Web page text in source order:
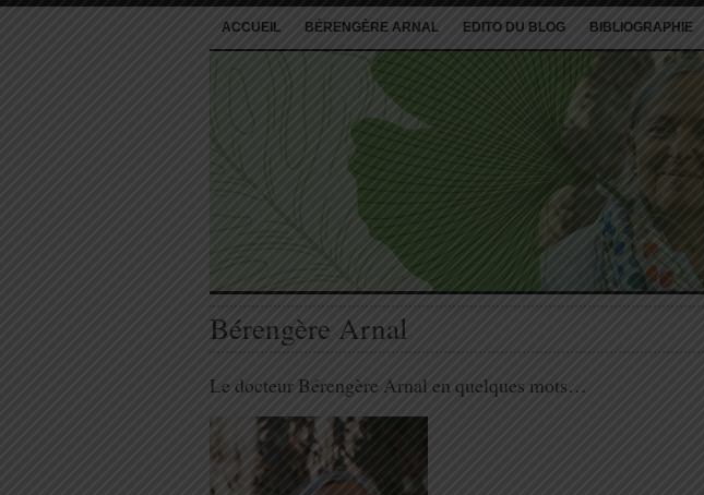
ACCUEIL BÉRENGÈRE ARNAL EDITO DU BLOG BIBLIOGRAPHIE
Bérengère Arnal
Le docteur Bérengère Arnal en quelques mots…